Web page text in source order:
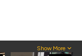
Show More